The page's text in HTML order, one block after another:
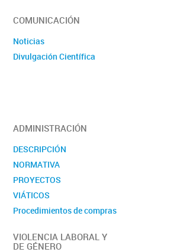
COMUNICACIÓN
Noticias
Divulgación Científica
ADMINISTRACIÓN
DESCRIPCIÓN
NORMATIVA
PROYECTOS
VIÁTICOS
Procedimientos de compras
VIOLENCIA LABORAL Y
DE GÉNERO